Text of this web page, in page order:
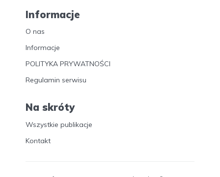
Informacje
O nas
Informacje
POLITYKA PRYWATNOŚCI
Regulamin serwisu
Na skróty
Wszystkie publikacje
Kontakt